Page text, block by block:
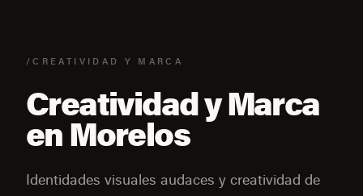
/CREATIVIDAD Y MARCA
Creatividad y Marca
en Morelos
Identidades visuales audaces y creatividad de